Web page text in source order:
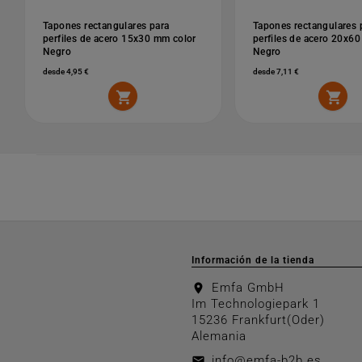
Tapones rectangulares para
perfiles de acero 15x30 mm color
Negro
desde 4,95 €

Tapones rectangulares
perfiles de acero
Negro
desde 7,11 €

Información de la tienda
location_on
Emfa GmbH
Im Technologiepark 1
15236 Frankfurt(Oder)
Alemania